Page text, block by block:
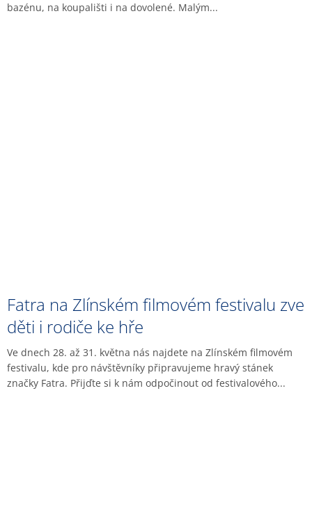
bazénu, na koupališti i na dovolené. Malým...
Fatra na Zlínském filmovém festivalu zve
děti i rodiče ke hře
Ve dnech 28. až 31. května nás najdete na Zlínském filmovém
festivalu, kde pro návštěvníky připravujeme hravý stánek
značky Fatra. Přijďte si k nám odpočinout od festivalového...